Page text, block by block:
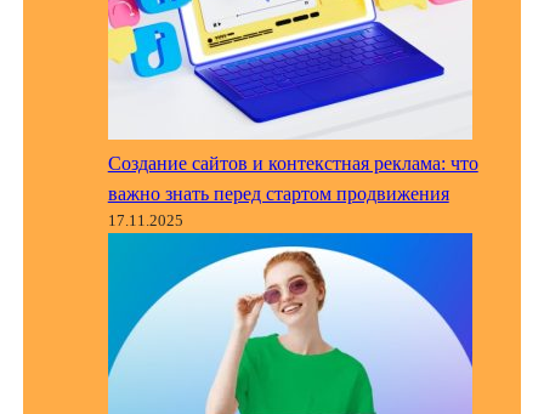
Создание сайтов и контекстная реклама: что
важно знать перед стартом продвижения
17.11.2025